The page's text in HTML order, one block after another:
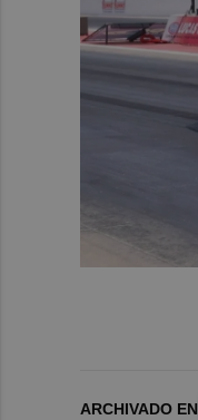
ARCHIVADO EN